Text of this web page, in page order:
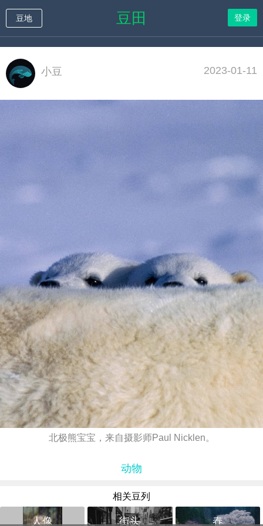
豆田
豆地 登录
2023-01-11
小豆
北极熊宝宝，来自摄影师Paul Nicklen。
动物
相关豆列
人像 街头 春